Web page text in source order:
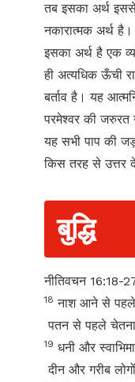
तब इसका अर्थ
नकारात्मक अर्थ है।
इसका अर्थ है एक
ही अत्यधिक ऊँची
बर्ताव है। यह
परमेश्वर की जरुरत
यह सभी पाप की
किस तरह से उत्तर
बुद्धि
नीतिवचन 16:18-
18 नाश आने से
पतन से पहले चेतना
19 धनी और
दीन और गरीब